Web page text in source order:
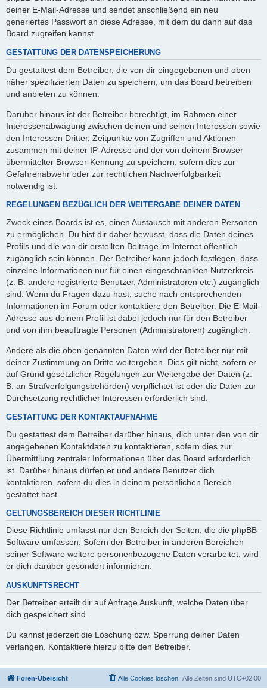
deiner E-Mail-Adresse und sendet anschließend ein neu
generiertes Passwort an diese Adresse, mit dem du dann auf das
Board zugreifen kannst.
GESTATTUNG DER DATENSPEICHERUNG
Du gestattest dem Betreiber, die von dir eingegebenen und oben
näher spezifizierten Daten zu speichern, um das Board betreiben
und anbieten zu können.
Darüber hinaus ist der Betreiber berechtigt, im Rahmen einer
Interessenabwägung zwischen deinen und seinen Interessen sowie
den Interessen Dritter, Zeitpunkte von Zugriffen und Aktionen
zusammen mit deiner IP-Adresse und der von deinem Browser
übermittelter Browser-Kennung zu speichern, sofern dies zur
Gefahrenabwehr oder zur rechtlichen Nachverfolgbarkeit
notwendig ist.
REGELUNGEN BEZÜGLICH DER WEITERGABE DEINER DATEN
Zweck eines Boards ist es, einen Austausch mit anderen Personen
zu ermöglichen. Du bist dir daher bewusst, dass die Daten deines
Profils und die von dir erstellten Beiträge im Internet öffentlich
zugänglich sein können. Der Betreiber kann jedoch festlegen, dass
einzelne Informationen nur für einen eingeschränkten Nutzerkreis
(z. B. andere registrierte Benutzer, Administratoren etc.) zugänglich
sind. Wenn du Fragen dazu hast, suche nach entsprechenden
Informationen im Forum oder kontaktiere den Betreiber. Die E-Mail-
Adresse aus deinem Profil ist dabei jedoch nur für den Betreiber
und von ihm beauftragte Personen (Administratoren) zugänglich.
Andere als die oben genannten Daten wird der Betreiber nur mit
deiner Zustimmung an Dritte weitergeben. Dies gilt nicht, sofern er
auf Grund gesetzlicher Regelungen zur Weitergabe der Daten (z.
B. an Strafverfolgungsbehörden) verpflichtet ist oder die Daten zur
Durchsetzung rechtlicher Interessen erforderlich sind.
GESTATTUNG DER KONTAKTAUFNAHME
Du gestattest dem Betreiber darüber hinaus, dich unter den von dir
angegebenen Kontaktdaten zu kontaktieren, sofern dies zur
Übermittlung zentraler Informationen über das Board erforderlich
ist. Darüber hinaus dürfen er und andere Benutzer dich
kontaktieren, sofern du dies in deinem persönlichen Bereich
gestattet hast.
GELTUNGSBEREICH DIESER RICHTLINIE
Diese Richtlinie umfasst nur den Bereich der Seiten, die die phpBB-
Software umfassen. Sofern der Betreiber in anderen Bereichen
seiner Software weitere personenbezogene Daten verarbeitet, wird
er dich darüber gesondert informieren.
AUSKUNFTSRECHT
Der Betreiber erteilt dir auf Anfrage Auskunft, welche Daten über
dich gespeichert sind.
Du kannst jederzeit die Löschung bzw. Sperrung deiner Daten
verlangen. Kontaktiere hierzu bitte den Betreiber.
Foren-Übersicht Alle Zeiten sind UTC+02:00
Alle Cookies löschen